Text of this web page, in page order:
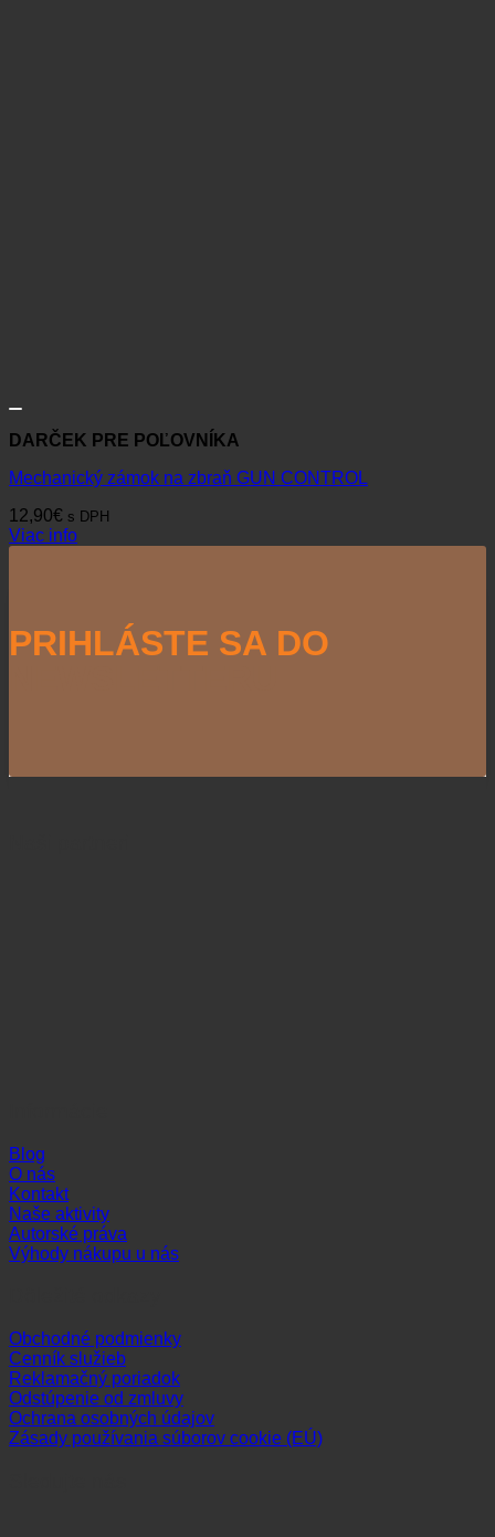
DARČEK PRE POĽOVNÍKA
Mechanický zámok na zbraň GUN CONTROL
12,90€ s DPH
Viac info
PRIHLÁSTE SA DO
Blog
O nás
Kontakt
Naše aktivity
Autorské práva
Výhody nákupu u nás
Obchodné podmienky
Cenník služieb
Reklamačný poriadok
Odstúpenie od zmluvy
Ochrana osobných údajov
Zásady používania súborov cookie (EÚ)